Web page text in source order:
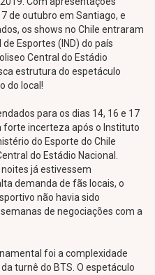
de outubro em Santiago, e
os shows no Chile entraram
Esportes (IND) do país
Central do Estádio
estrutura do espetáculo
do local!
para os dias 14, 16 e 17
incerteza após o Instituto
do Esporte do Chile
do Estádio Nacional.
já estivessem
demanda de fãs locais, o
não havia sido
de negociações com a
foi a complexidade
turnê do BTS. O espetáculo